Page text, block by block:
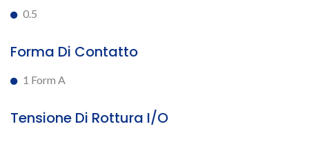
0.5
Forma Di Contatto
1 Form A
Tensione Di Rottura I/O